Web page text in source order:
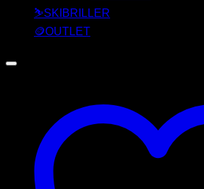
⛷️SKIBRILLER
🪙OUTLET